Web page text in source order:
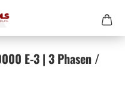
E-3 | 3 Phasen /